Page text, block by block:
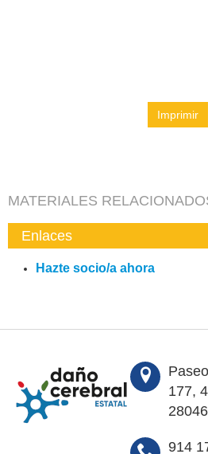
Imprimir
MATERIALES
Enlaces
Hazte socio/a ahora
177,
914